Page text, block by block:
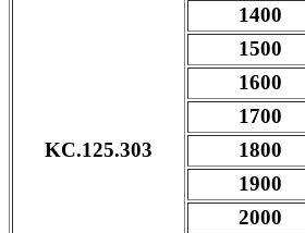
KC.125.303
1400
1500
1600
1700
1800
1900
2000